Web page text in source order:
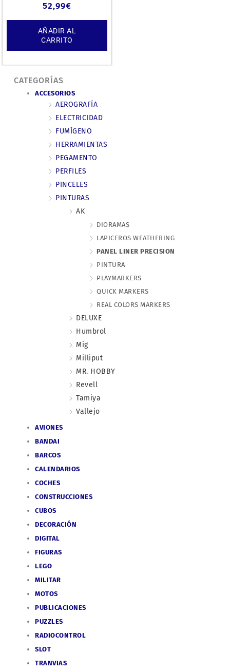
CATEGORÍAS
ACCESORIOS
AEROGRAFÍA
ELECTRICIDAD
FUMÍGENO
HERRAMIENTAS
PEGAMENTO
PERFILES
PINCELES
PINTURAS
AK
DIORAMAS
LAPICEROS WEATHERING
PANEL LINER PRECISION
PINTURA
PLAYMARKERS
QUICK MARKERS
REAL COLORS MARKERS
DELUXE
Humbrol
Mig
Milliput
MR. HOBBY
Revell
Tamiya
Vallejo
AVIONES
BANDAI
BARCOS
CALENDARIOS
COCHES
CONSTRUCCIONES
CUBOS
DECORACIÓN
DIGITAL
FIGURAS
LEGO
MILITAR
MOTOS
PUBLICACIONES
PUZZLES
RADIOCONTROL
SLOT
TRANVIAS
52,99€
AÑADIR AL
CARRITO